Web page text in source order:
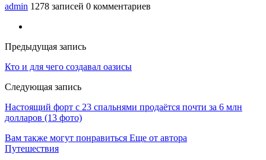
admin 1278 записей 0 комментариев
Предыдущая запись
Кто и для чего создавал оазисы
Следующая запись
Настоящий форт с 23 спальнями продаётся почти за 6 млн
долларов (13 фото)
Вам также могут понравиться Еще от автора
Путешествия